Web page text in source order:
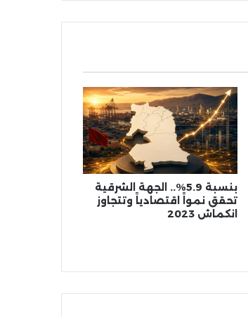
بنسبة 5.9%.. الجهة الشرقية
تحقق نمواً اقتصادياً وتتجاوز
انكماش 2023